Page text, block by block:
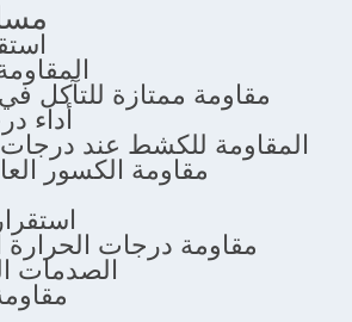
مسامية منخفضة
استقرار حراري جيد
المقاومة المثالية للتآكل
للتآكل في الزجاج السائل
أداء درجة حرارة عالية
عند درجات الحرارة العالية
الكسور العالية تحت الحمل
صلابة عالية
استقرار كيميائي ممتاز
درجات الحرارة العالية ومقاومة
الصدمات الحرارية المثالية
مقاومة ممتازة للتآكل